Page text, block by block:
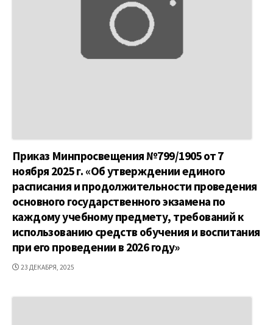
Приказ Минпросвещения №799/1905 от 7
ноября 2025 г. «Об утверждении единого
расписания и продолжительности проведения
основного государственного экзамена по
каждому учебному предмету, требований к
использованию средств обучения и воспитания
при его проведении в 2026 году»
ДАТА
23 ДЕКАБРЯ, 2025